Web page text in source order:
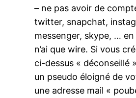
– ne pas avoir de
twitter, snapchat,
messenger, skype, … en
n’ai que wire. Si vous
ci-dessus « déconseillé
un pseudo éloigné de
une adresse mail «